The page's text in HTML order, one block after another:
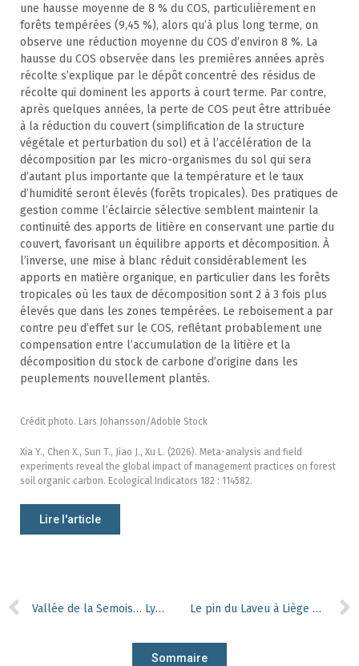
une hausse moyenne de 8 % du COS, particulièrement en
forêts tempérées (9,45 %), alors qu’à plus long terme, on
observe une réduction moyenne du COS d’environ 8 %. La
hausse du COS observée dans les premières années après
récolte s’explique par le dépôt concentré des résidus de
récolte qui dominent les apports à court terme. Par contre,
après quelques années, la perte de COS peut être attribuée
à la réduction du couvert (simplification de la structure
végétale et perturbation du sol) et à l’accélération de la
décomposition par les micro-organismes du sol qui sera
d’autant plus importante que la température et le taux
d’humidité seront élevés (forêts tropicales). Des pratiques de
gestion comme l’éclaircie sélective semblent maintenir la
continuité des apports de litière en conservant une partie du
couvert, favorisant un équilibre apports et décomposition. À
l’inverse, une mise à blanc réduit considérablement les
apports en matière organique, en particulier dans les forêts
tropicales où les taux de décomposition sont 2 à 3 fois plus
élevés que dans les zones tempérées. Le reboisement a par
contre peu d’effet sur le COS, reflétant probablement une
compensation entre l’accumulation de la litière et la
décomposition du stock de carbone d’origine dans les
peuplements nouvellement plantés.
Crédit photo. Lars Johansson/Adoble Stock
Xia Y., Chen X., Sun T., Jiao J., Xu L. (2026). Meta-analysis and field
experiments reveal the global impact of management practices on forest
soil organic carbon. Ecological Indicators 182 : 114582.
Lire l'article
Vallée de la Semois… Lynx, es-tu là ? Le pin du Laveu à Liège gagne sa dernière manche
Sommaire